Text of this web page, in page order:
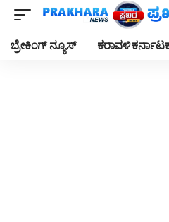
ಬ್ರೇಕಿಂಗ್ ನ್ಯೂಸ್ ಕರಾವಳಿ